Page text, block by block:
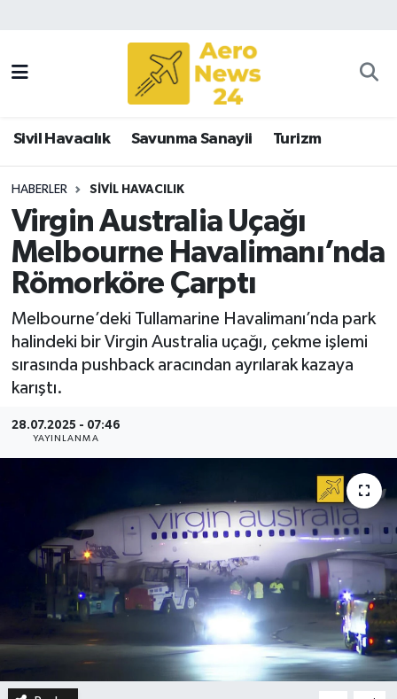
Sivil Havacılık Savunma Sanayii Turizm
HABERLER SIVIL HAVACILIK
Virgin Australia Uçağı
Melbourne Havalimanı’nda
Römorköre Çarptı
Melbourne’deki Tullamarine Havalimanı’nda park
halindeki bir Virgin Australia uçağı, çekme işlemi
sırasında pushback aracından ayrılarak kazaya
karıştı.
28.07.2025 - 07:46
YAYINLANMA